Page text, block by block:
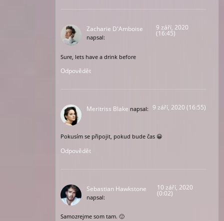
Zacharie D'Amboise
napsal:
9 září, 2020
(16:45)
Sure, lets have a drink before
Odpovědět
Meritriss Blake napsal: 9 září, 2020 (16:55)
Pokusím se připojit, pokud bude čas 😀
Odpovědět
Sebastian Hawkstone
napsal:
10 září, 2020
(0:02)
Samozrejme som tam. 🙂